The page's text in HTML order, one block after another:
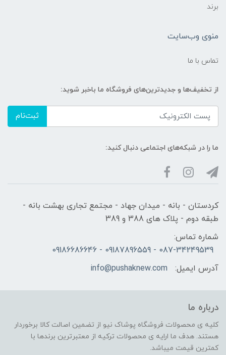
برند
منوی وب‌سایت
تماس با ما
از تخفیف‌ها و جدیدترین‌های فروشگاه ما باخبر شوید:
ثبت‌نام
ما را در شبکه‌های اجتماعی دنبال کنید:
کردستان - بانه - میدان جهاد - مجتمع تجاری بهشت بانه -
طبقه دوم - پلاک های 388 و 389
شماره تماس:
087-34249539 - 09187896559 - 09186686646
آدرس ایمیل:
info@pushaknew.com
درباره ما
کلیه ی محصولات فروشگاه پوشاک نیو از تضمین اصالت کالا برخوردار
هستند. هدف ما ارایه ی محصولات ترکیه از معتبرترین برندها با
کمترین قیمت میباشد.